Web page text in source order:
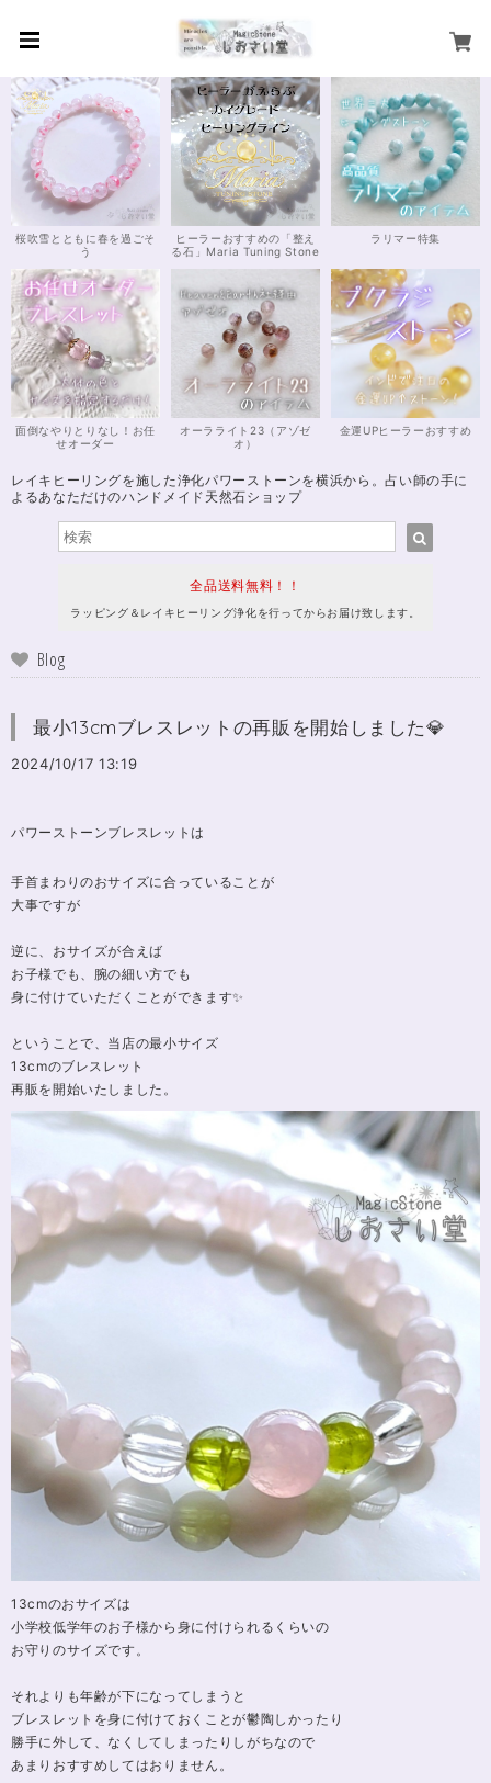
桜吹雪とともに春を過ごそ
う
ヒーラーおすすめの「整え
る石」Maria Tuning Stone
ラリマー特集
面倒なやりとりなし！お任
せオーダー
オーラライト23（アゾゼ
オ）
金運UPヒーラーおすすめ
レイキヒーリングを施した浄化パワーストーンを横浜から。占い師の手に
よるあなただけのハンドメイド天然石ショップ
全品送料無料！！
ラッピング＆レイキヒーリング浄化を行ってからお届け致します。
Blog
最小13cmブレスレットの再販を開始しました💎
2024/10/17 13:19
パワーストーンブレスレットは
手首まわりのおサイズに合っていることが
大事ですが
逆に、おサイズが合えば
お子様でも、腕の細い方でも
身に付けていただくことができます✨
ということで、当店の最小サイズ
13cmのブレスレット
再販を開始いたしました。
13cmのおサイズは
小学校低学年のお子様から身に付けられるくらいの
お守りのサイズです。
それよりも年齢が下になってしまうと
ブレスレットを身に付けておくことが鬱陶しかったり
勝手に外して、なくしてしまったりしがちなので
あまりおすすめしてはおりません。